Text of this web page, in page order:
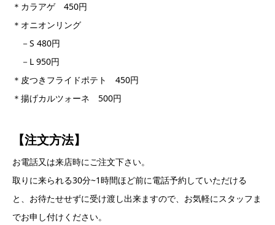
＊カラアゲ 450円
＊オニオンリング
－S 480円
－L 950円
＊皮つきフライドポテト 450円
＊揚げカルツォーネ 500円
【注文方法】
お電話又は来店時にご注文下さい。
取りに来られる30分~1時間ほど前に電話予約していただける
と、お待たせせずに受け渡し出来ますので、お気軽にスタッフま
でお申し付けください。